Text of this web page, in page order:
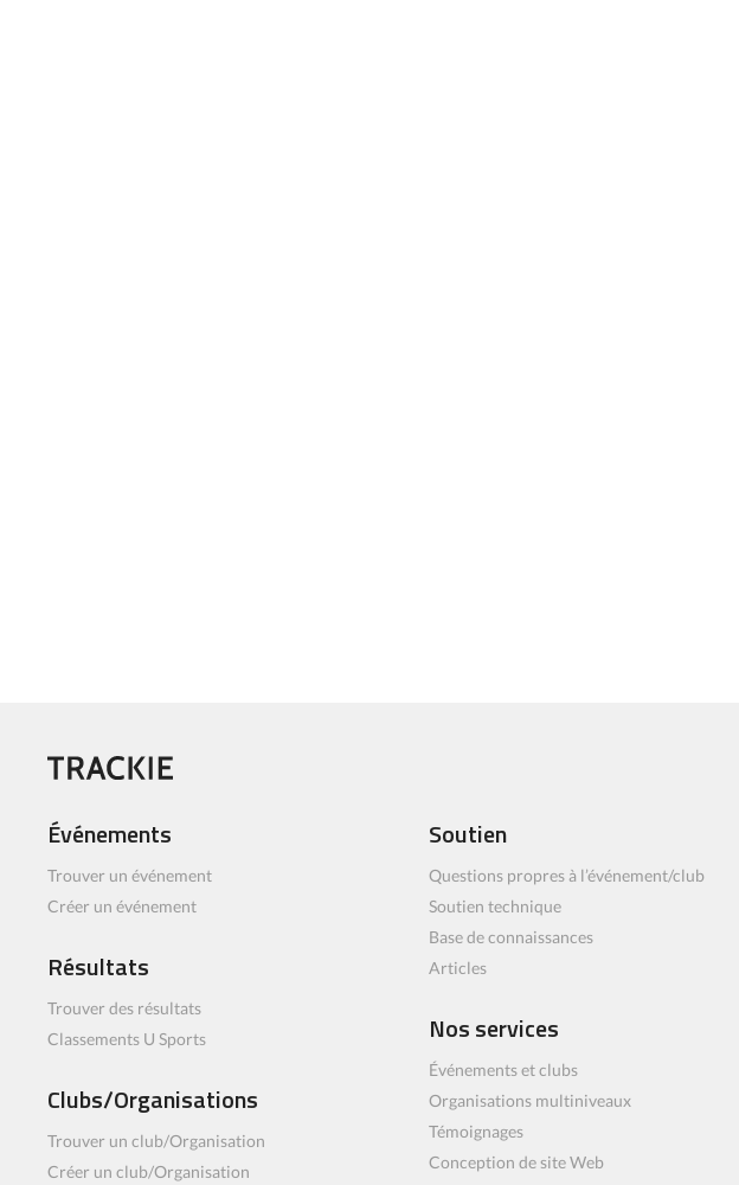
Événements
Trouver un événement
Créer un événement
Résultats
Trouver des résultats
Classements U Sports
Clubs/Organisations
Trouver un club/Organisation
Créer un club/Organisation
Soutien
Questions propres à l’événement/club
Soutien technique
Base de connaissances
Articles
Nos services
Événements et clubs
Organisations multiniveaux
Témoignages
Conception de site Web